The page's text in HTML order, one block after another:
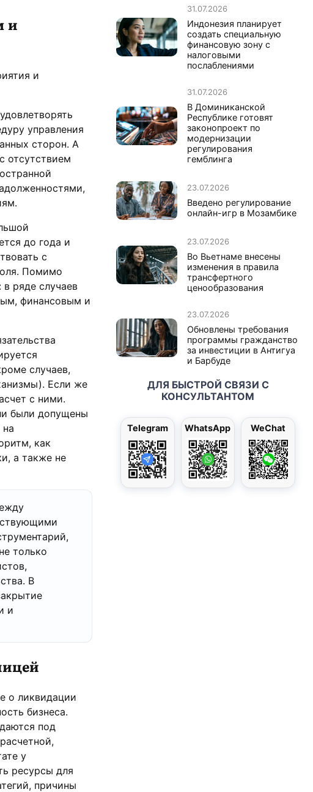
и
и
управления
сторон. А
отсутствием
до года и
с
Помимо
ряде случаев
финансовым и
случаев,
Если же
с ними.
были допущены
как
а также не
только
В
и
о ликвидации
бизнеса.
под
у
ресурсы для
причины
31.07.2026
Индонезия планирует
создать специальную
финансовую зону с
налоговыми
послаблениями
31.07.2026
В Доминиканской
Республике готовят
законопроект по
модернизации
регулирования
гемблинга
23.07.2026
Введено регулирование
онлайн-игр в Мозамбике
23.07.2026
Во Вьетнаме внесены
изменения в правила
трансфертного
ценообразования
23.07.2026
Обновлены требования
программы гражданство
за инвестиции в Антигуа
и Барбуде
ДЛЯ БЫСТРОЙ СВЯЗИ С
КОНСУЛЬТАНТОМ
Telegram WhatsApp WeChat